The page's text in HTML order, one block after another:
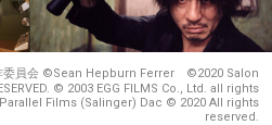
委員会 ©Sean Hepburn Ferrer ©2020 Salon
© 2003 EGG FILMS Co., Ltd. all rights
Films (Salinger) Dac © 2020 All rights
reserved.